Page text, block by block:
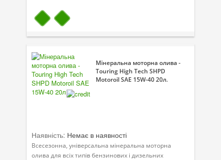
Мінеральна моторна олива -
Touring High Tech SHPD
Motoroil SAE 15W-40 20л.
Наявність: Немає в наявності
Всесезонна, універсальна мінеральна моторна
олива для всіх типів бензинових і дизельних